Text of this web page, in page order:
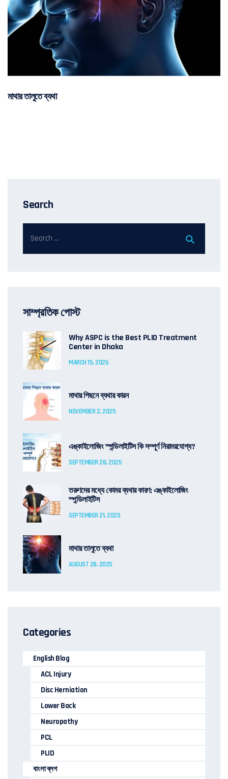
মাথার তালুতে ব্যথা
Search
সাম্প্রতিক পোস্ট
Why ASPC is the Best PLID Treatment
Center in Dhaka
MARCH 15, 2026
মাথার পিছনে ব্যথার কারন
NOVEMBER 2, 2025
এঙ্কাইলোজিং স্পন্ডিলাইটিস কি সম্পূর্ণ নিরাময়যোগ্য?
SEPTEMBER 28, 2025
তরুণদের মধ্যে কোমর ব্যথার কারণ: এঙ্কাইলোজিং
স্পন্ডিলাইটিস
SEPTEMBER 21, 2025
মাথার তালুতে ব্যথা
AUGUST 28, 2025
Categories
English Blog
ACL Injury
Disc Herniation
Lower Back
Neuropathy
PCL
PLID
বাংলা ব্লগ